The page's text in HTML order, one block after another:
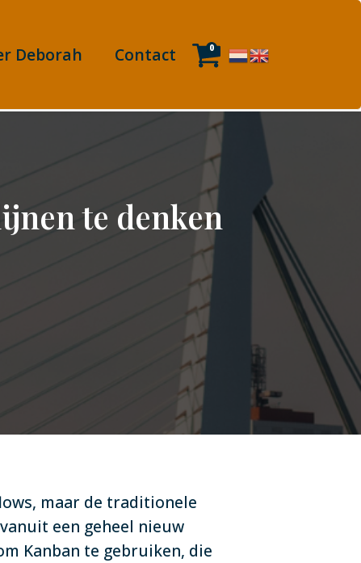
Deborah Contact 0
te denken
maar de traditionele
een geheel nieuw
Kanban te gebruiken, die